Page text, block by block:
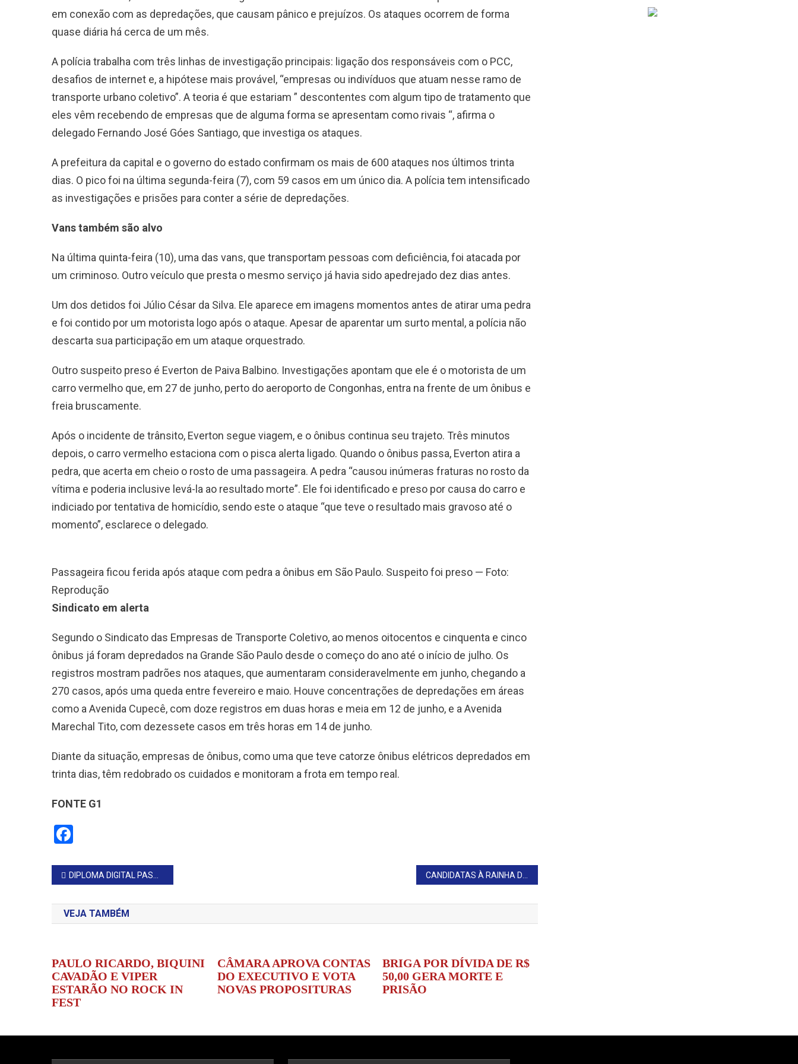
em conexão com as depredações, que causam pânico e prejuízos. Os ataques ocorrem de forma
quase diária há cerca de um mês.
A polícia trabalha com três linhas de investigação principais: ligação dos responsáveis com o PCC,
desafios de internet e, a hipótese mais provável, “empresas ou indivíduos que atuam nesse ramo de
transporte urbano coletivo”. A teoria é que estariam ” descontentes com algum tipo de tratamento que
eles vêm recebendo de empresas que de alguma forma se apresentam como rivais “, afirma o
delegado Fernando José Góes Santiago, que investiga os ataques.
A prefeitura da capital e o governo do estado confirmam os mais de 600 ataques nos últimos trinta
dias. O pico foi na última segunda-feira (7), com 59 casos em um único dia. A polícia tem intensificado
as investigações e prisões para conter a série de depredações.
Vans também são alvo
Na última quinta-feira (10), uma das vans, que transportam pessoas com deficiência, foi atacada por
um criminoso. Outro veículo que presta o mesmo serviço já havia sido apedrejado dez dias antes.
Um dos detidos foi Júlio César da Silva. Ele aparece em imagens momentos antes de atirar uma pedra
e foi contido por um motorista logo após o ataque. Apesar de aparentar um surto mental, a polícia não
descarta sua participação em um ataque orquestrado.
Outro suspeito preso é Everton de Paiva Balbino. Investigações apontam que ele é o motorista de um
carro vermelho que, em 27 de junho, perto do aeroporto de Congonhas, entra na frente de um ônibus e
freia bruscamente.
Após o incidente de trânsito, Everton segue viagem, e o ônibus continua seu trajeto. Três minutos
depois, o carro vermelho estaciona com o pisca alerta ligado. Quando o ônibus passa, Everton atira a
pedra, que acerta em cheio o rosto de uma passageira. A pedra “causou inúmeras fraturas no rosto da
vítima e poderia inclusive levá-la ao resultado morte”. Ele foi identificado e preso por causa do carro e
indiciado por tentativa de homicídio, sendo este o ataque “que teve o resultado mais gravoso até o
momento”, esclarece o delegado.
Passageira ficou ferida após ataque com pedra a ônibus em São Paulo. Suspeito foi preso — Foto:
Reprodução
Sindicato em alerta
Segundo o Sindicato das Empresas de Transporte Coletivo, ao menos oitocentos e cinquenta e cinco
ônibus já foram depredados na Grande São Paulo desde o começo do ano até o início de julho. Os
registros mostram padrões nos ataques, que aumentaram consideravelmente em junho, chegando a
270 casos, após uma queda entre fevereiro e maio. Houve concentrações de depredações em áreas
como a Avenida Cupecê, com doze registros em duas horas e meia em 12 de junho, e a Avenida
Marechal Tito, com dezessete casos em três horas em 14 de junho.
Diante da situação, empresas de ônibus, como uma que teve catorze ônibus elétricos depredados em
trinta dias, têm redobrado os cuidados e monitoram a frota em tempo real.
FONTE G1
Navegação
de
Post
DIPLOMA DIGITAL PASSA A SER OBRIGATÓRIO NO BRASIL: ENTENDA O QUE MUDA
VEJA TAMBÉM
PAULO RICARDO, BIQUINI
CAVADÃO E VIPER
ESTARÃO NO ROCK IN
FEST
CÂMARA APROVA CONTAS
DO EXECUTIVO E VOTA
NOVAS PROPOSITURAS
BRIGA POR DÍVIDA DE R$
50,00 GERA MORTE E
PRISÃO